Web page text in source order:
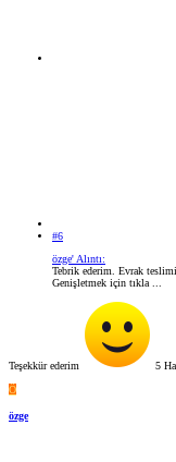
#6
özge' Alıntı:
Tebrik ederim. Evrak
Genişletmek için tıkla ...
Teşekkür ederim
5
Ö
özge